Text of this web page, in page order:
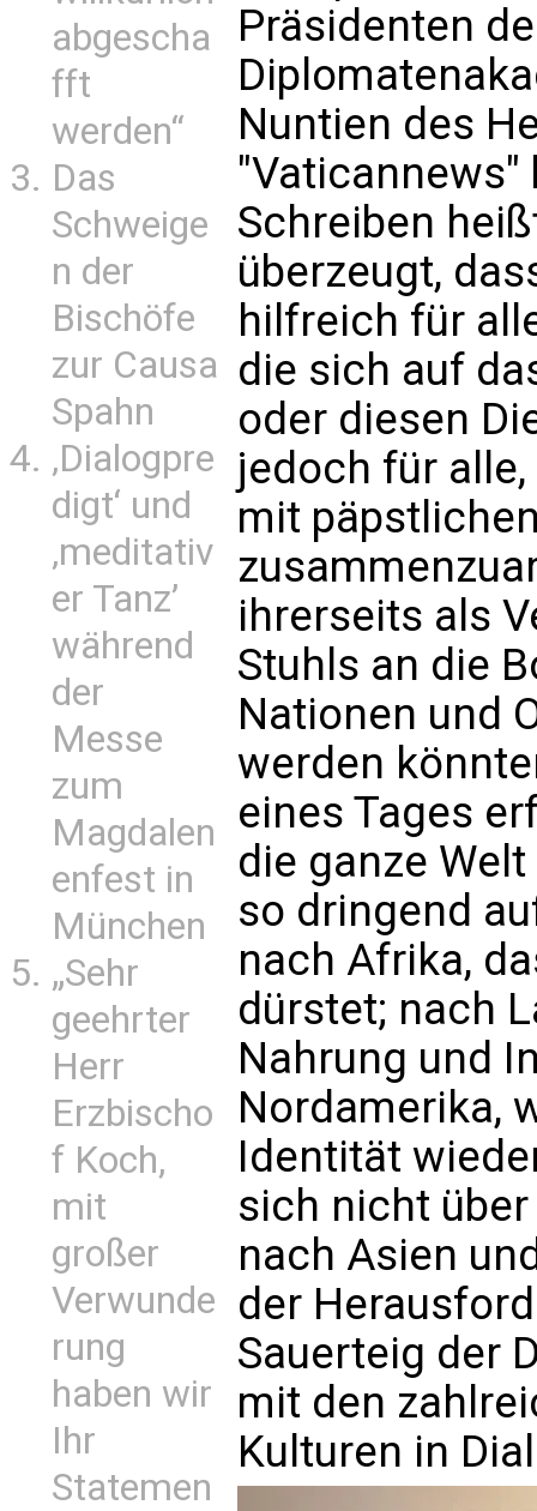
abgescha
fft
werden“
Das
Schweige
n der
Bischöfe
zur Causa
Spahn
‚Dialogpre
digt‘ und
‚meditativ
er Tanz’
während
der
Messe
zum
Magdalen
enfest in
München
„Sehr
geehrter
Herr
Erzbischo
f Koch,
mit
großer
Verwunde
rung
haben wir
Ihr
Statemen
Präsidenten
Nuntien des
Schreiben
überzeugt,
hilfreich für
die sich auf
oder diesen
jedoch für
mit
ihrerseits als
Stuhls an die
Nationen und
werden
eines Tages
die ganze
so dringend
nach Afrika,
dürstet; nach
Nahrung und
Nordamerika,
Identität
sich nicht
nach Asien
der
Sauerteig der
mit den
Kulturen in